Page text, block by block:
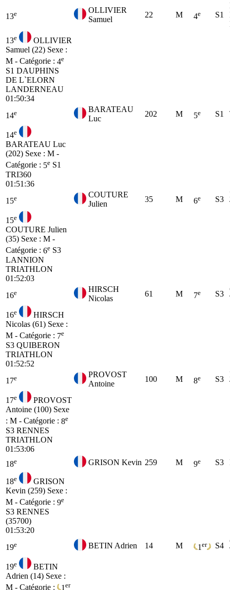
13e
OLLIVIER
Samuel
22 M 4e S1
13e
OLLIVIER
Samuel (22) Sexe :
M - Catégorie : 4e
S1 DAUPHINS
DE L`ELORN
LANDERNEAU
01:50:34
14e
BARATEAU
Luc
202 M 5e S1
14e
BARATEAU Luc
(202) Sexe : M -
Catégorie : 5e S1
TRI360
01:51:36
15e
COUTURE
Julien
35 M 6e S3
15e
COUTURE Julien
(35) Sexe : M -
Catégorie : 6e S3
LANNION
TRIATHLON
01:52:03
16e
HIRSCH
Nicolas
61 M 7e S3
16e
HIRSCH
Nicolas (61) Sexe :
M - Catégorie : 7e
S3 QUIBERON
TRIATHLON
01:52:52
17e
PROVOST
Antoine
100 M 8e S3
17e
PROVOST
Antoine (100) Sexe
: M - Catégorie : 8e
S3 RENNES
TRIATHLON
01:53:06
18e GRISON Kevin 259 M 9e S3
18e
GRISON
Kevin (259) Sexe :
M - Catégorie : 9e
S3 RENNES
(35700)
01:53:20
19e BETIN Adrien 14 M 1 er S4
19e
BETIN
Adrien (14) Sexe :
M - Catégorie :
1 er